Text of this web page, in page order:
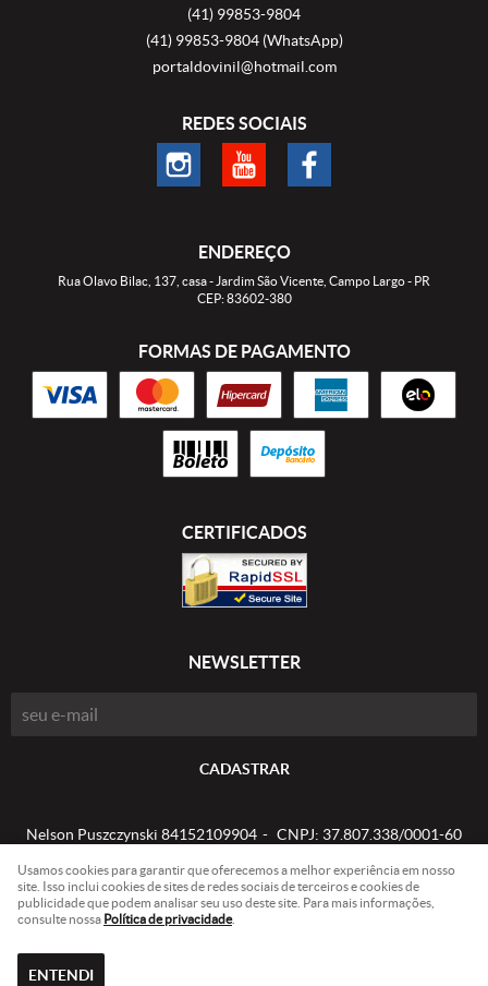
(41) 99853-9804
(41)99853-9804 (WhatsApp)
portaldovinil@hotmail.com
REDES SOCIAIS
ENDEREÇO
Rua Olavo Bilac, 137, casa- Jardim São Vicente, Campo Largo- PR
CEP: 83602-380
FORMAS DE PAGAMENTO
CERTIFICADOS
NEWSLETTER
CADASTRAR
Nelson Puszczynski 84152109904 CNPJ: 37.807.338/0001-60
LOJA VIRTUAL CRIADA POR
Usamos cookies para garantir que oferecemos a melhor experiência em nosso
site. Isso inclui cookies de sites de redes sociais de terceiros e cookies de
publicidade que podem analisar seu uso deste site. Para mais informações,
consulte nossa Política de privacidade.
ENTENDI